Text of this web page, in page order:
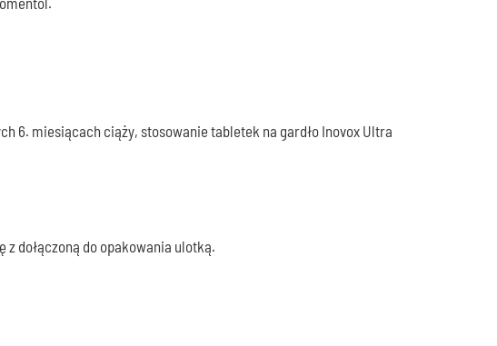
6. miesiącach ciąży, stosowanie tabletek na gardło Inovox Ultra
dołączoną do opakowania ulotką.